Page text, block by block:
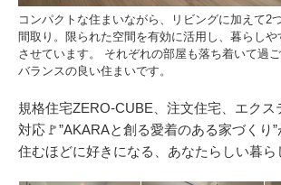
コンパクトな住まいながら、リビングに加えて2
間取り。限られた空間を有効に活用し、暮らし
させています。 それぞれの部屋も落ち着いて過ご
バランスの良い住まいです。
規格住宅ZERO-CUBE、注文住宅、エクス
対応🚩”AKARAと創る愛着のある家づくり”
住むほどに好きになる、あなたらしい暮ら